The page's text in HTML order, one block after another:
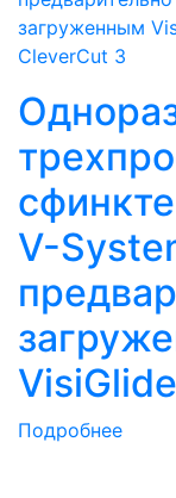
CleverCut 3
V-
VisiGlide
Подробнее